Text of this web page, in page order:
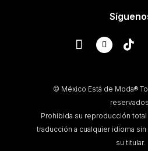
© México Está de Moda®
Prohibida su reproducción
traducción a cualquier idioma
su titular.